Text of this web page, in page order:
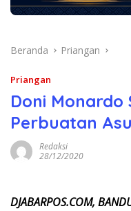
Beranda Priangan
Priangan
Doni Monardo
Perbuatan
Redaksi
28/12/2020
DJABARPOS.COM,